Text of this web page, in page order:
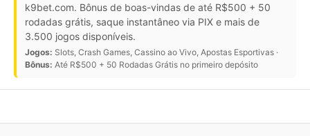
k9bet.com. Bônus de boas-vindas de até R$500 + 50
rodadas grátis, saque instantâneo via PIX e mais de
3.500 jogos disponíveis.
Jogos: Slots, Crash Games, Cassino ao Vivo, Apostas Esportivas ·
Bônus: Até R$500 + 50 Rodadas Grátis no primeiro depósito